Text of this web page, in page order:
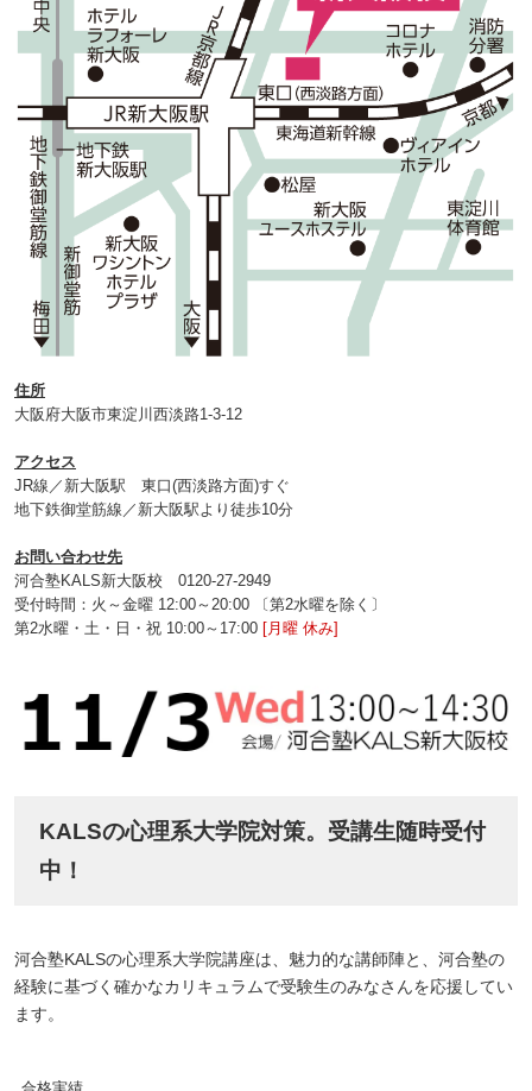
住所
大阪府大阪市東淀川西淡路1‐3‐12
アクセス
JR線／新大阪駅 東口(西淡路方面)すぐ
地下鉄御堂筋線／新大阪駅より徒歩10分
お問い合わせ先
河合塾KALS新大阪校 0120‐27‐2949
受付時間：火～金曜 12:00～20:00 〔第2水曜を除く〕
第2水曜・土・日・祝 10:00～17:00 [月曜 休み]
KALSの心理系大学院対策。受講生随時受付
中！
河合塾KALSの心理系大学院講座は、魅力的な講師陣と、河合塾の
経験に基づく確かなカリキュラムで受験生のみなさんを応援してい
ます。